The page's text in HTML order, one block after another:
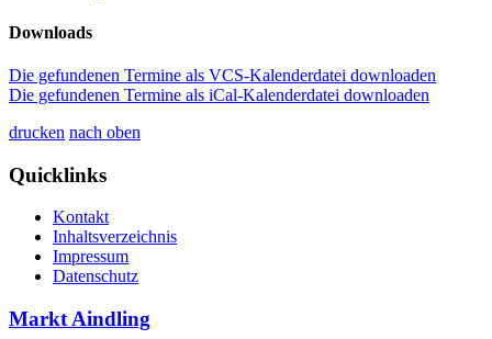
Downloads
Die gefundenen Termine als VCS-Kalenderdatei downloaden
Die gefundenen Termine als iCal-Kalenderdatei downloaden
drucken nach oben
Quicklinks
Kontakt
Inhaltsverzeichnis
Impressum
Datenschutz
Markt Aindling